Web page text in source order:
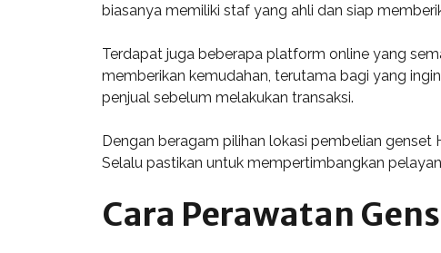
biasanya memiliki staf yang ahli dan siap
Terdapat juga beberapa platform online yang
memberikan kemudahan, terutama bagi yang
penjual sebelum melakukan transaksi.
Dengan beragam pilihan lokasi pembelian
Selalu pastikan untuk mempertimbangkan
Cara Perawatan